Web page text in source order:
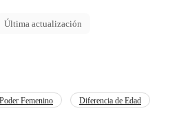
Última actualización
Poder Femenino
Diferencia de Edad